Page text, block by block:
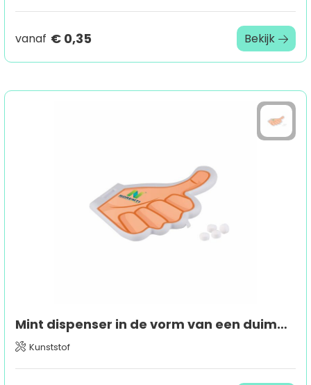
vanaf € 0,35 Bekijk
Mint dispenser in de vorm van een duimpje
Kunststof